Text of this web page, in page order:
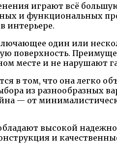
играют всё
и функциональных
интерьере.
один или
поверхность.
месте и не нарушают
в том, что она легко
из разнообразных
— от
высокой
и